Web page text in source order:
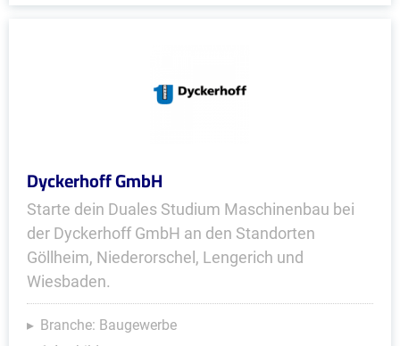
Dyckerhoff GmbH
Starte dein Duales Studium Maschinenbau bei
der Dyckerhoff GmbH an den Standorten
Göllheim, Niederorschel, Lengerich und
Wiesbaden.
Branche: Baugewerbe